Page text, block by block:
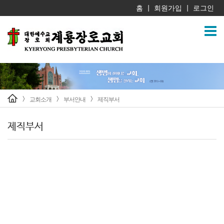
홈 회원가입 로그인
> 교회소개 > 부서안내 > 제직부서
제직부서